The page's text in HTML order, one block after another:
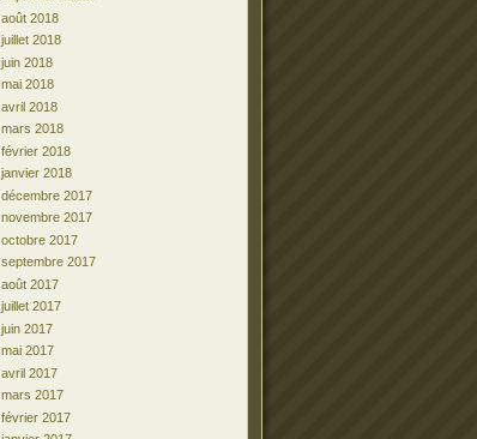
août 2018
juillet 2018
juin 2018
mai 2018
avril 2018
mars 2018
février 2018
janvier 2018
décembre 2017
novembre 2017
octobre 2017
septembre 2017
août 2017
juillet 2017
juin 2017
mai 2017
avril 2017
mars 2017
février 2017